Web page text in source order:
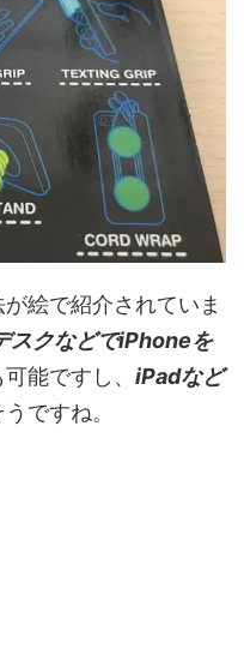
絵で紹介されていま
スクなどでiPhoneを
能ですし、 iPadなど
ですね。